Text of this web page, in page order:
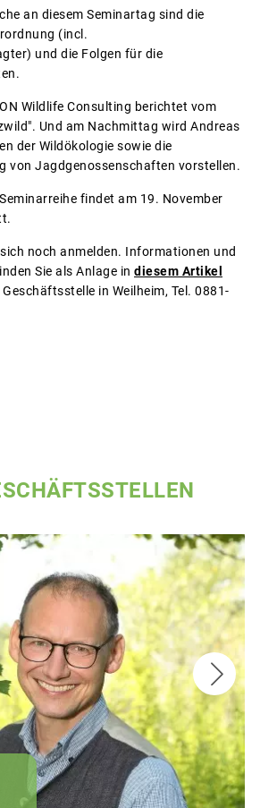
an diesem Seminartag sind die
(incl.
und die Folgen für die
Wildlife Consulting berichtet vom
Und am Nachmittag wird Andreas
der Wildökologie sowie die
von Jagdgenossenschaften vorstellen.
findet am 19. November
noch anmelden. Informationen und
Sie als Anlage in diesem Artikel
in Weilheim, Tel. 0881-